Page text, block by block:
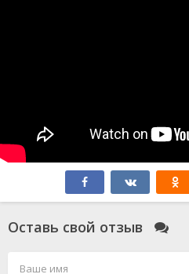
Оставь свой отзыв